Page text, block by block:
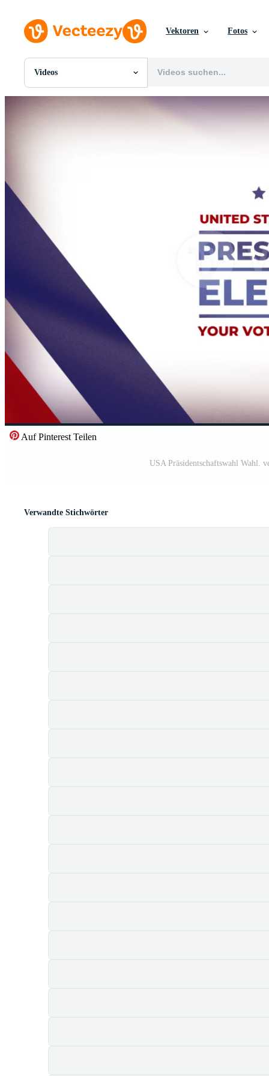
Vektoren Fotos
Videos
Alle Bilder
Auf Pinterest Teilen
USA Präsidentschaftswahl Wahl.
Verwandte Stichwörter